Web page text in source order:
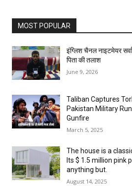
MOST POPULAR
इंग्लिश चैनल नाइटमेयर
पिता की तलाश
June 9, 2026
Taliban Captures
Pakistan Military
Gunfire
March 5, 2025
The house is a
Its $ 1.5 million pink
anything but.
August 14, 2025